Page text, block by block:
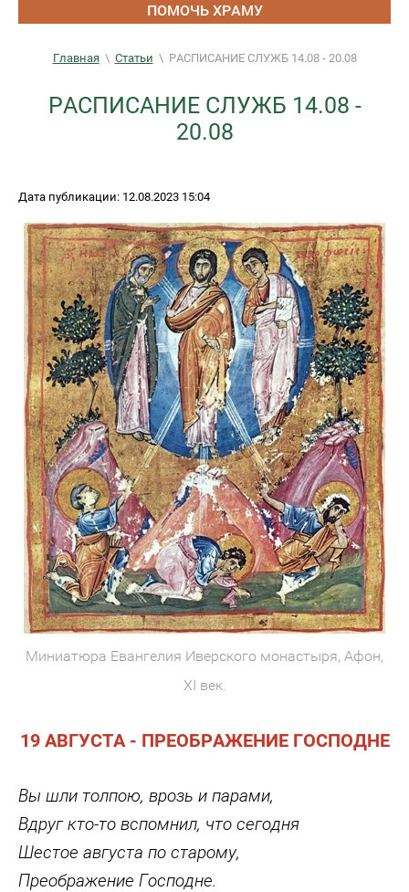
ПОМОЧЬ ХРАМУ
Главная \ Статьи \ РАСПИСАНИЕ СЛУЖБ 14.08 - 20.08
РАСПИСАНИЕ СЛУЖБ 14.08 -
20.08
Дата публикации: 12.08.2023 15:04
Миниатюра Евангелия Иверского монастыря, Афон,
ХI век.
19 АВГУСТА - ПРЕОБРАЖЕНИЕ ГОСПОДНЕ
Вы шли толпою, врозь и парами,
Вдруг кто-то вспомнил, что сегодня
Шестое августа по старому,
Преображение Господне.